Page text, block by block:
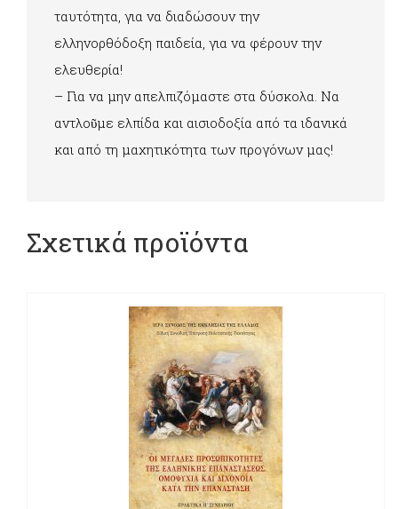
ταυτότητα, για να διαδώσουν την
ελληνορθόδοξη παιδεία, για να φέρουν την
ελευθερία!
– Για να μην απελπιζόμαστε στα δύσκολα. Να
αντλοῦμε ελπίδα και αισιοδοξία από τα ιδανικά
και από τη μαχητικότητα των προγόνων μας!
Σχετικά προϊόντα